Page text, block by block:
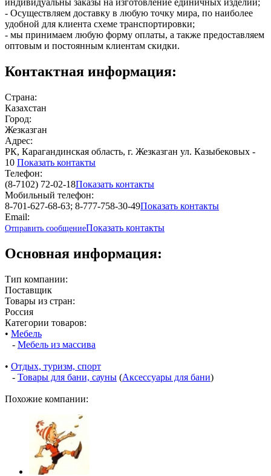
- Осуществляем доставку в любую точку мира, по наиболее
удобной для клиента схеме транспортировки;
- мы принимаем любую форму оплаты, а также предоставляем
оптовым и постоянным клиентам скидки.
Контактная информация:
Страна:
Казахстан
Город:
Жезказган
Адрес:
РК, Карагандинская область, г. Жезказган ул. Казыбековых -
10 Показать контакты
Телефон:
(8-7102) 72-02-18Показать контакты
Мобильный телефон:
8-701-627-68-63; 8-777-758-30-49Показать контакты
Email:
Отправить сообщениеПоказать контакты
Основная информация:
Тип компании:
Поставщик
Товары из стран:
Россия
Категории товаров:
• Мебель
- Мебель из массива
• Отдых, туризм, спорт
- Товары для бани, сауны (Аксессуары для бани)
Похожие компании: